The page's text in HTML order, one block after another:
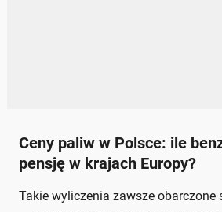
Ceny paliw w Polsce: ile
pensję w krajach Europy?
Takie wyliczenia zawsze obarczone